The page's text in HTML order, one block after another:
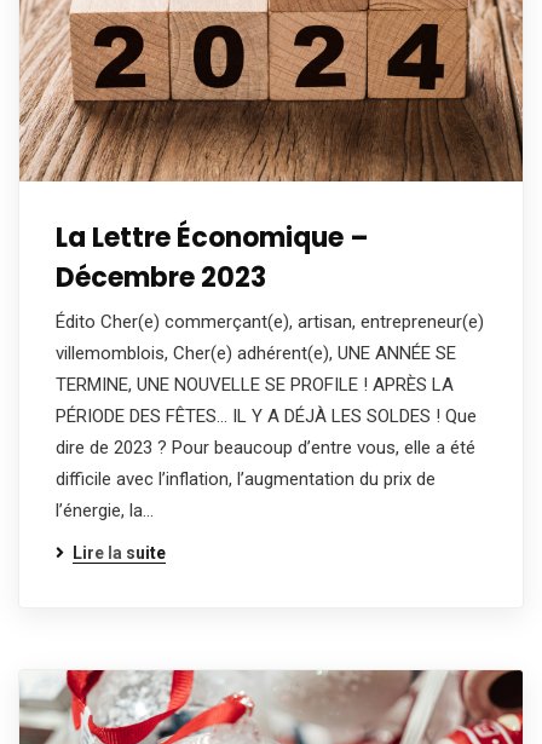
La Lettre Économique –
Décembre 2023
Édito Cher(e) commerçant(e), artisan, entrepreneur(e)
villemomblois, Cher(e) adhérent(e), UNE ANNÉE SE
TERMINE, UNE NOUVELLE SE PROFILE ! APRÈS LA
PÉRIODE DES FÊTES… IL Y A DÉJÀ LES SOLDES ! Que
dire de 2023 ? Pour beaucoup d’entre vous, elle a été
difficile avec l’inflation, l’augmentation du prix de
l’énergie, la…
Lire la suite